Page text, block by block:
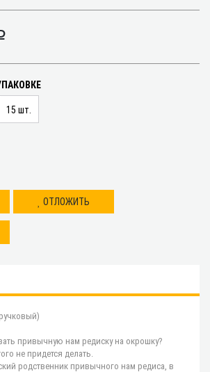
15 шт.
ОТЛОЖИТЬ
привычную нам редиску на окрошку?
не придется делать.
родственник привычного нам редиса, в